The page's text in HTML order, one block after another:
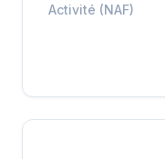
Activité (NAF)